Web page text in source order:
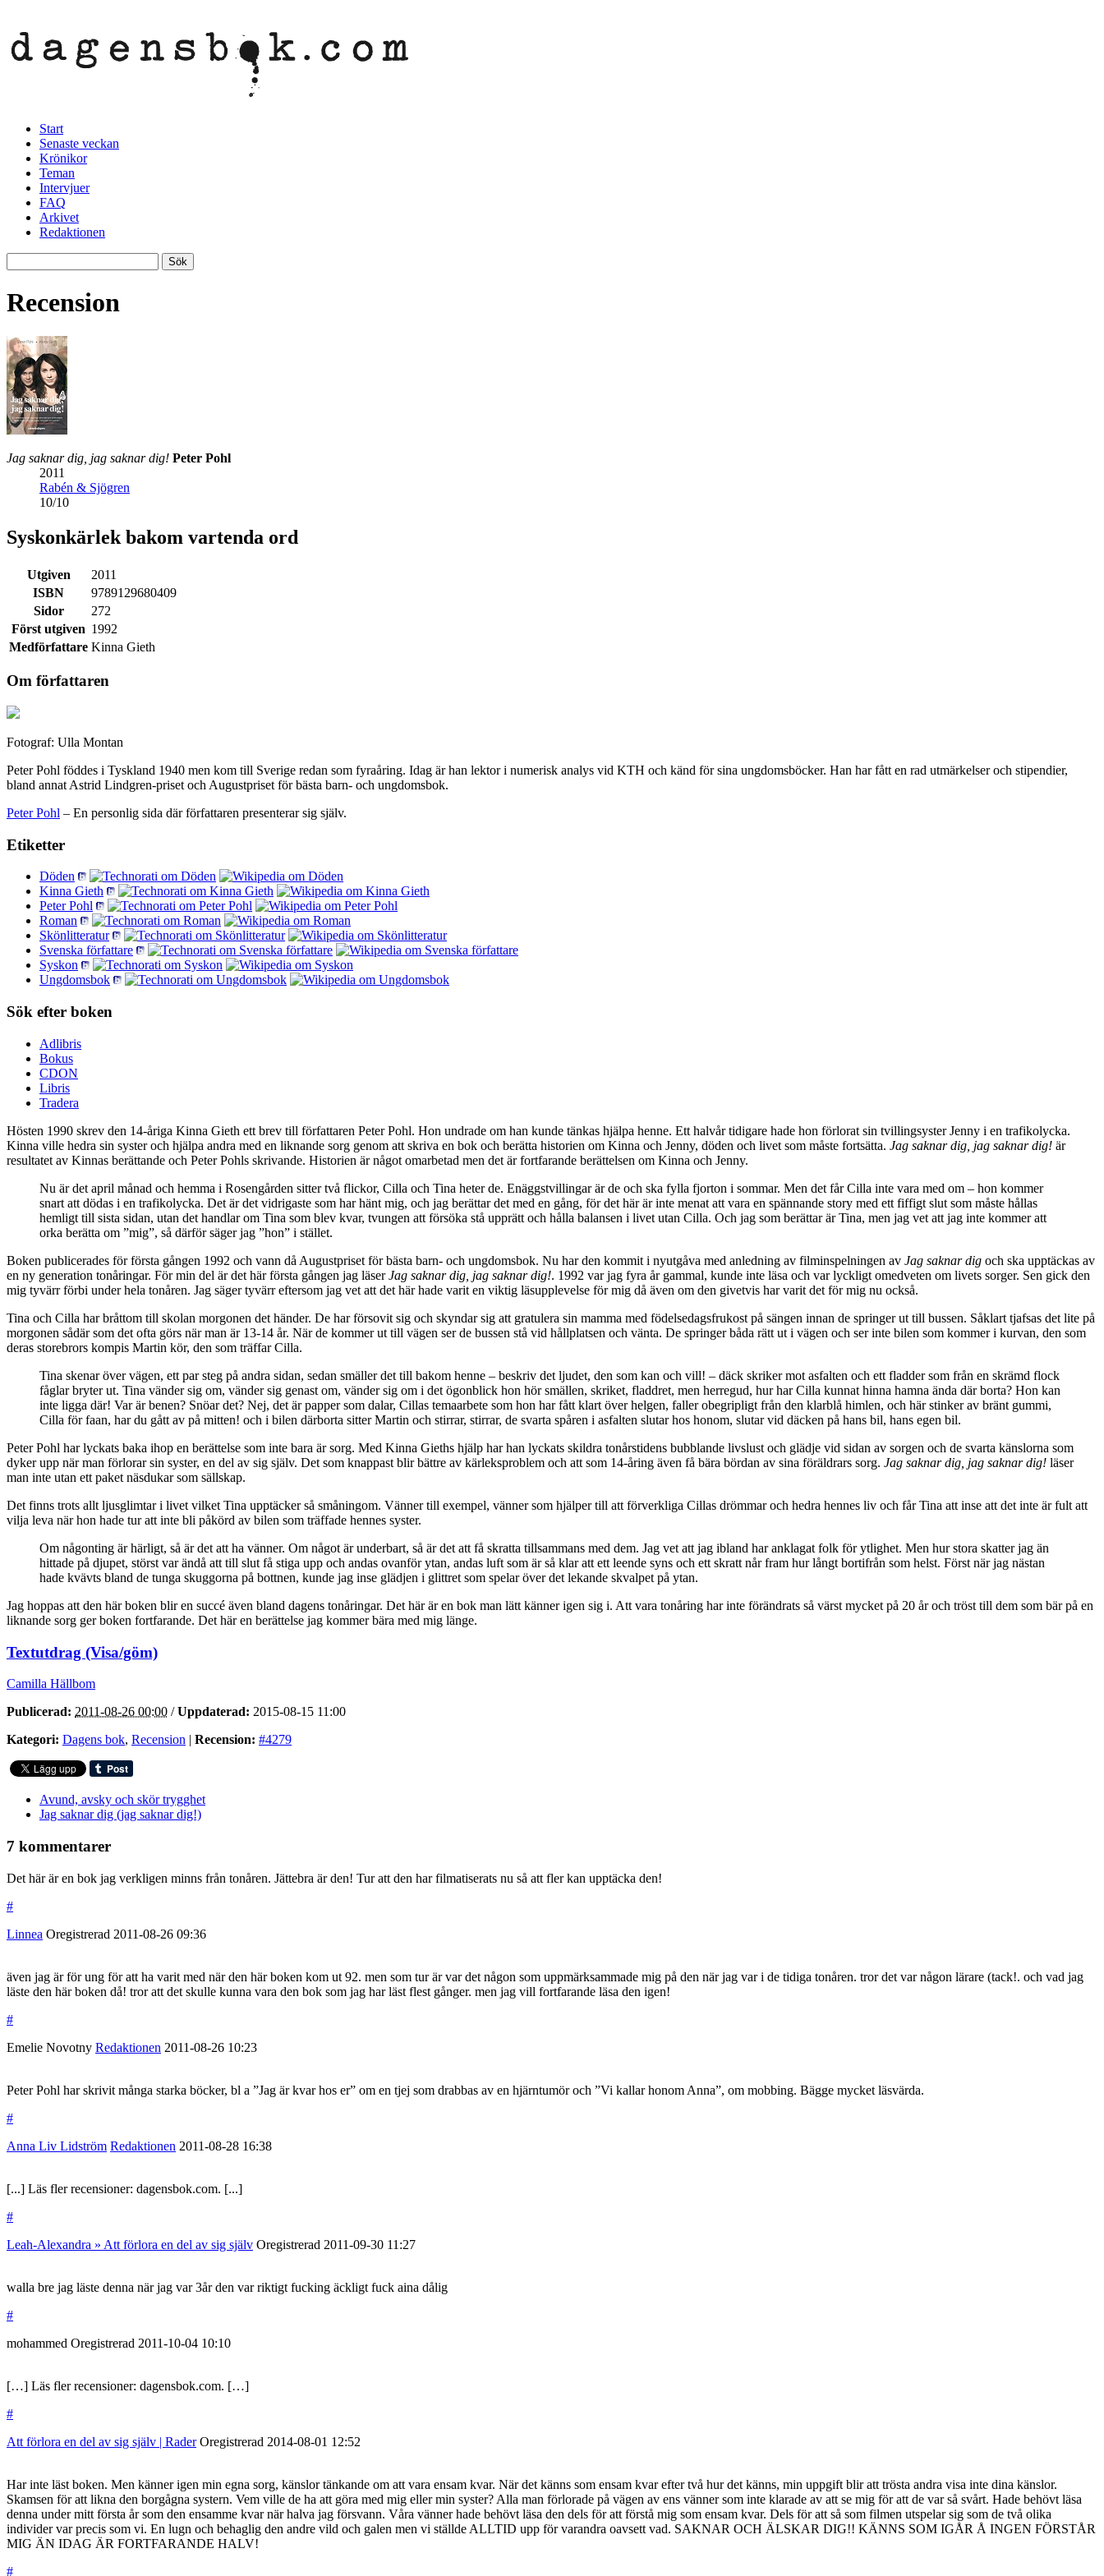
Start
Senaste veckan
Krönikor
Teman
Intervjuer
FAQ
Arkivet
Redaktionen
Recension
Jag saknar dig, jag saknar dig! Peter Pohl
2011
Rabén & Sjögren
10/10
Syskonkärlek bakom vartenda ord
Utgiven
2011
ISBN
9789129680409
Sidor
272
Först utgiven 1992
Medförfattare Kinna Gieth
Om författaren
Fotograf: Ulla Montan
Peter Pohl föddes i Tyskland 1940 men kom till Sverige redan som fyraåring. Idag är han lektor i numerisk analys vid KTH och känd för sina ungdomsböcker. Han har fått en rad utmärkelser och stipendier,
bland annat Astrid Lindgren-priset och Augustpriset för bästa barn- och ungdomsbok.
Peter Pohl – En personlig sida där författaren presenterar sig själv.
Etiketter
Döden
Kinna Gieth
Peter Pohl
Roman
Skönlitteratur
Svenska författare
Syskon
Ungdomsbok
Sök efter boken
Adlibris
Bokus
CDON
Libris
Tradera
Hösten 1990 skrev den 14-åriga Kinna Gieth ett brev till författaren Peter Pohl. Hon undrade om han kunde tänkas hjälpa henne. Ett halvår tidigare hade hon förlorat sin tvillingsyster Jenny i en trafikolycka.
Kinna ville hedra sin syster och hjälpa andra med en liknande sorg genom att skriva en bok och berätta historien om Kinna och Jenny, döden och livet som måste fortsätta. Jag saknar dig, jag saknar dig! är
resultatet av Kinnas berättande och Peter Pohls skrivande. Historien är något omarbetad men det är fortfarande berättelsen om Kinna och Jenny.
Nu är det april månad och hemma i Rosengården sitter två flickor, Cilla och Tina heter de. Enäggstvillingar är de och ska fylla fjorton i sommar. Men det får Cilla inte vara med om – hon kommer
snart att dödas i en trafikolycka. Det är det vidrigaste som har hänt mig, och jag berättar det med en gång, för det här är inte menat att vara en spännande story med ett fiffigt slut som måste hållas
hemligt till sista sidan, utan det handlar om Tina som blev kvar, tvungen att försöka stå upprätt och hålla balansen i livet utan Cilla. Och jag som berättar är Tina, men jag vet att jag inte kommer att
orka berätta om ”mig”, så därför säger jag ”hon” i stället.
Boken publicerades för första gången 1992 och vann då Augustpriset för bästa barn- och ungdomsbok. Nu har den kommit i nyutgåva med anledning av filminspelningen av Jag saknar dig och ska upptäckas av
en ny generation tonåringar. För min del är det här första gången jag läserJag saknar dig, jag saknar dig!. 1992 var jag fyra år gammal, kunde inte läsa och var lyckligt omedveten om livets sorger. Sen gick den
mig tyvärr förbi under hela tonåren. Jag säger tyvärr eftersom jag vet att det här hade varit en viktig läsupplevelse för mig då även om den givetvis har varit det för mig nu också.
Tina och Cilla har bråttom till skolan morgonen det händer. De har försovit sig och skyndar sig att gratulera sin mamma med födelsedagsfrukost på sängen innan de springer ut till bussen. Såklart tjafsas det lite på
morgonen sådär som det ofta görs när man är 13-14 år. När de kommer ut till vägen ser de bussen stå vid hållplatsen och vänta. De springer båda rätt ut i vägen och ser inte bilen som kommer i kurvan, den som
deras storebrors kompis Martin kör, den som träffar Cilla.
Tina skenar över vägen, ett par steg på andra sidan, sedan smäller det till bakom henne – beskriv det ljudet, den som kan och vill! – däck skriker mot asfalten och ett fladder som från en skrämd flock
fåglar bryter ut. Tina vänder sig om, vänder sig genast om, vänder sig om i det ögonblick hon hör smällen, skriket, fladdret, men herregud, hur har Cilla kunnat hinna hamna ända där borta? Hon kan
inte ligga där! Var är benen? Snöar det? Nej, det är papper som dalar, Cillas temaarbete som hon har fått klart över helgen, faller obegripligt från den klarblå himlen, och här stinker av bränt gummi,
Cilla för faan, har du gått av på mitten! och i bilen därborta sitter Martin och stirrar, stirrar, de svarta spåren i asfalten slutar hos honom, slutar vid däcken på hans bil, hans egen bil.
Peter Pohl har lyckats baka ihop en berättelse som inte bara är sorg. Med Kinna Gieths hjälp har han lyckats skildra tonårstidens bubblande livslust och glädje vid sidan av sorgen och de svarta känslorna som
dyker upp när man förlorar sin syster, en del av sig själv. Det som knappast blir bättre av kärleksproblem och att som 14-åring även få bära bördan av sina föräldrars sorg. Jag saknar dig, jag saknar dig! läser
man inte utan ett paket näsdukar som sällskap.
Det finns trots allt ljusglimtar i livet vilket Tina upptäcker så småningom. Vänner till exempel, vänner som hjälper till att förverkliga Cillas drömmar och hedra hennes liv och får Tina att inse att det inte är fult att
vilja leva när hon hade tur att inte bli påkörd av bilen som träffade hennes syster.
Om någonting är härligt, så är det att ha vänner. Om något är underbart, så är det att få skratta tillsammans med dem. Jag vet att jag ibland har anklagat folk för ytlighet. Men hur stora skatter jag än
hittade på djupet, störst var ändå att till slut få stiga upp och andas ovanför ytan, andas luft som är så klar att ett leende syns och ett skratt når fram hur långt bortifrån som helst. Först när jag nästan
hade kvävts bland de tunga skuggorna på bottnen, kunde jag inse glädjen i glittret som spelar över det lekande skvalpet på ytan.
Jag hoppas att den här boken blir en succé även bland dagens tonåringar. Det här är en bok man lätt känner igen sig i. Att vara tonåring har inte förändrats så värst mycket på 20 år och tröst till dem som bär på en
liknande sorg ger boken fortfarande. Det här en berättelse jag kommer bära med mig länge.
Textutdrag (Visa/göm)
Camilla Hällbom
Publicerad: 2011-08-26 00:00 /Uppdaterad: 2015-08-15 11:00
Kategori: Dagens bok, Recension | Recension: #4279
Avund, avsky och skör trygghet
Jag saknar dig (jag saknar dig!)
7 kommentarer
Det här är en bok jag verkligen minns från tonåren. Jättebra är den! Tur att den har filmatiserats nu så att fler kan upptäcka den!
#
Linnea Oregistrerad 2011-08-26 09:36
även jag är för ung för att ha varit med när den här boken kom ut 92. men som tur är var det någon som uppmärksammade mig på den när jag var i de tidiga tonåren. tror det var någon lärare (tack!. och vad jag
läste den här boken då! tror att det skulle kunna vara den bok som jag har läst flest gånger. men jag vill fortfarande läsa den igen!
#
Emelie Novotny Redaktionen 2011-08-26 10:23
Peter Pohl har skrivit många starka böcker, bl a ”Jag är kvar hos er” om en tjej som drabbas av en hjärntumör och ”Vi kallar honom Anna”, om mobbing. Bägge mycket läsvärda.
#
Anna Liv Lidström Redaktionen 2011-08-28 16:38
[...] Läs fler recensioner: dagensbok.com. [...]
#
Leah-Alexandra » Att förlora en del av sig själv Oregistrerad 2011-09-30 11:27
walla bre jag läste denna när jag var 3år den var riktigt fucking äckligt fuck aina dålig
#
mohammed Oregistrerad 2011-10-04 10:10
[…] Läs fler recensioner: dagensbok.com. […]
#
Att förlora en del av sig själv | Rader Oregistrerad 2014-08-01 12:52
Har inte läst boken. Men känner igen min egna sorg, känslor tänkande om att vara ensam kvar. När det känns som ensam kvar efter två hur det känns, min uppgift blir att trösta andra visa inte dina känslor.
Skamsen för att likna den borgågna systern. Vem ville de ha att göra med mig eller min syster? Alla man förlorade på vägen av ens vänner som inte klarade av att se mig för att de var så svårt. Hade behövt läsa
denna under mitt första år som den ensamme kvar när halva jag försvann. Våra vänner hade behövt läsa den dels för att förstå mig som ensam kvar. Dels för att så som filmen utspelar sig som de två olika
individer var precis som vi. En lugn och behaglig den andre vild och galen men vi ställde ALLTID upp för varandra oavsett vad. SAKNAR OCH ÄLSKAR DIG!! KÄNNS SOM IGÅR Å INGEN FÖRSTÅR
MIG ÄN IDAG ÄR FORTFARANDE HALV!
#